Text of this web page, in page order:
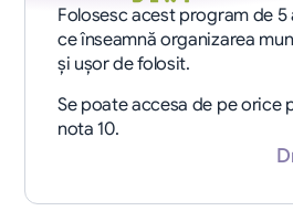
Folosesc acest program de
ce înseamnă organizarea
și ușor de folosit.
Se poate accesa de pe orice
nota 10.